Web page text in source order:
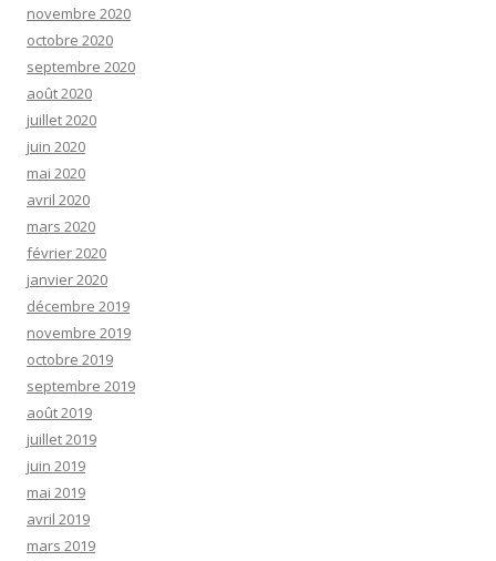
novembre 2020
octobre 2020
septembre 2020
août 2020
juillet 2020
juin 2020
mai 2020
avril 2020
mars 2020
février 2020
janvier 2020
décembre 2019
novembre 2019
octobre 2019
septembre 2019
août 2019
juillet 2019
juin 2019
mai 2019
avril 2019
mars 2019